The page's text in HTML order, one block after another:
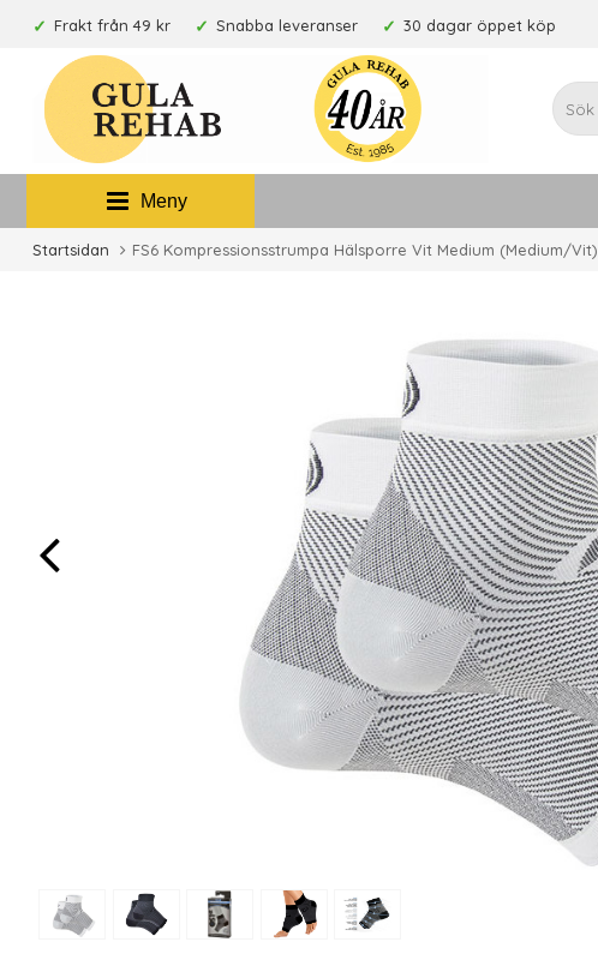
Frakt från 49 kr Snabba leveranser 30 dagar öppet köp
Meny
Startsidan FS6 Kompressionsstrumpa Hälsporre Vit Medium (Medium/Vit)